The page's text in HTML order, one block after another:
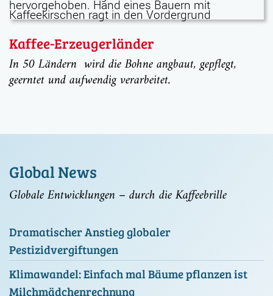
Kaffee-Erzeugerländer
In 50 Ländern wird die Bohne angbaut, gepflegt,
geerntet und aufwendig verarbeitet.
Global News
Globale Entwicklungen – durch die Kaffeebrille
Dramatischer Anstieg globaler
Pestizidvergiftungen
Klimawandel: Einfach mal Bäume pflanzen ist
Milchmädchenrechnung